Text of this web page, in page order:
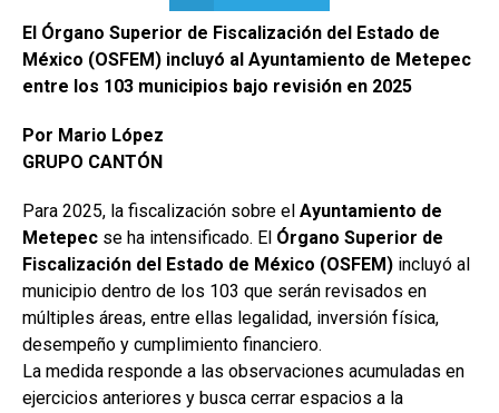
El Órgano Superior de Fiscalización del Estado de
México (OSFEM) incluyó al Ayuntamiento de Metepec
entre los 103 municipios bajo revisión en 2025
Por Mario López
GRUPO CANTÓN
Para 2025, la fiscalización sobre el Ayuntamiento de
Metepec se ha intensificado. El Órgano Superior de
Fiscalización del Estado de México (OSFEM) incluyó al
municipio dentro de los 103 que serán revisados en
múltiples áreas, entre ellas legalidad, inversión física,
desempeño y cumplimiento financiero.
La medida responde a las observaciones acumuladas en
ejercicios anteriores y busca cerrar espacios a la